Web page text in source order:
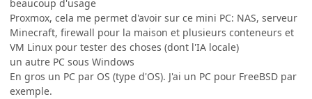
beaucoup d'usage
Proxmox, cela me permet d'avoir sur ce mini PC: NAS, serveur
Minecraft, firewall pour la maison et plusieurs conteneurs et
VM Linux pour tester des choses (dont l'IA locale)
un autre PC sous Windows
En gros un PC par OS (type d'OS). J'ai un PC pour FreeBSD par
exemple.